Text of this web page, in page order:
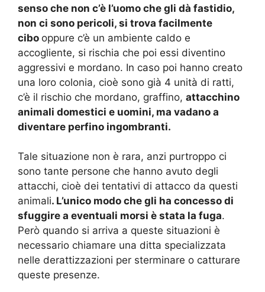
senso che non c’è l’uomo che gli dà fastidio,
non ci sono pericoli, si trova facilmente
cibo oppure c’è un ambiente caldo e
accogliente, si rischia che poi essi diventino
aggressivi e mordano. In caso poi hanno creato
una loro colonia, cioè sono già 4 unità di ratti,
c’è il rischio che mordano, graffino, attacchino
animali domestici e uomini, ma vadano a
diventare perfino ingombranti.
Tale situazione non è rara, anzi purtroppo ci
sono tante persone che hanno avuto degli
attacchi, cioè dei tentativi di attacco da questi
animali. L’unico modo che gli ha concesso di
sfuggire a eventuali morsi è stata la fuga.
Però quando si arriva a queste situazioni è
necessario chiamare una ditta specializzata
nelle derattizzazioni per sterminare o catturare
queste presenze.